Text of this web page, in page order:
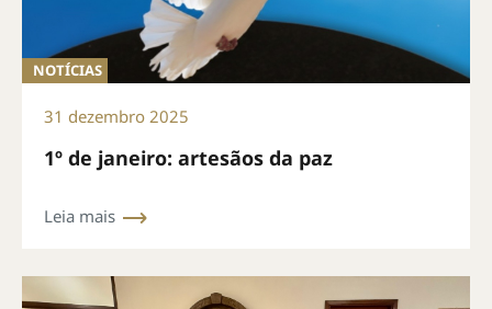
NOTÍCIAS
31 dezembro 2025
1º de janeiro: artesãos da paz
Leia mais